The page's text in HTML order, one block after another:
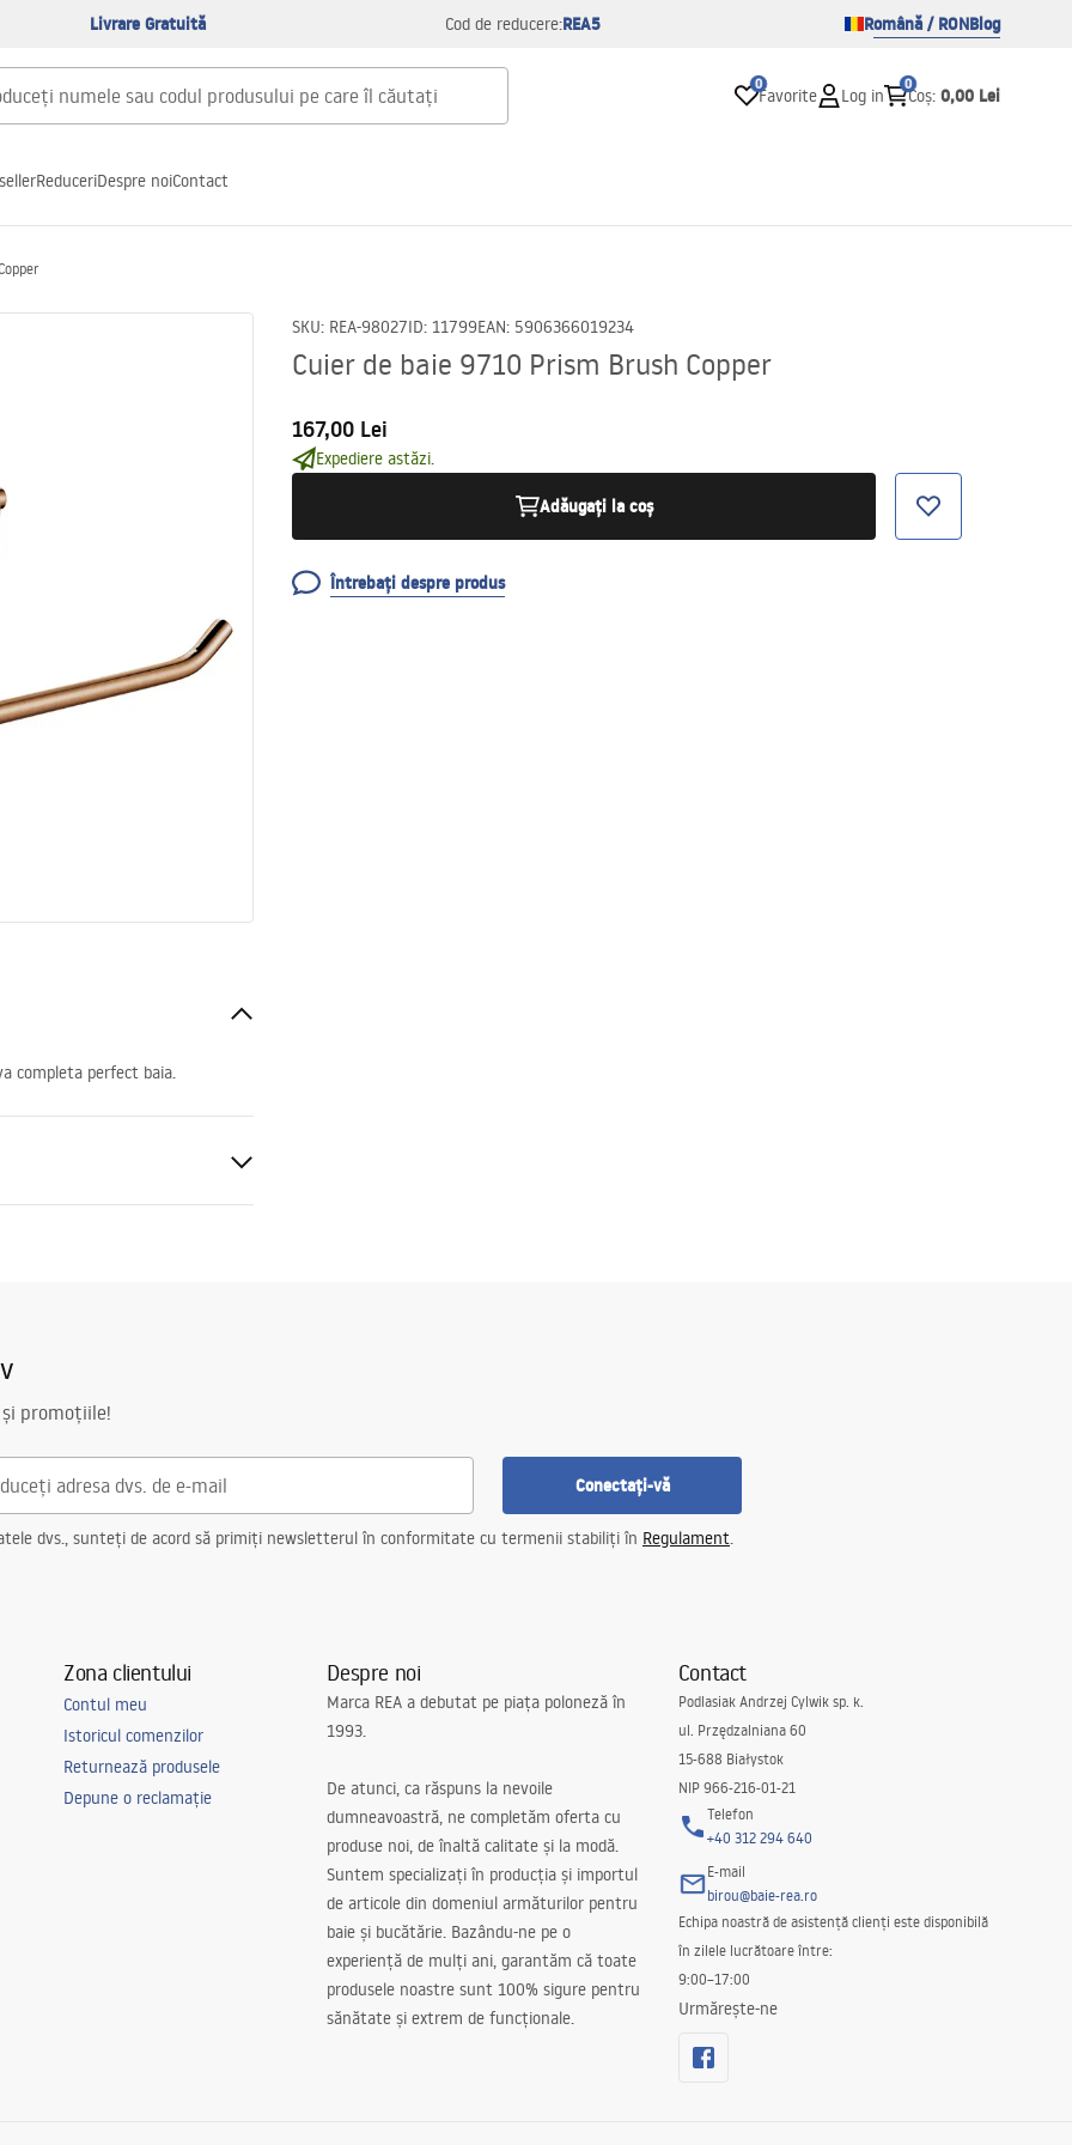
Livrare Gratuită Cod de reducere:REA5 Română / RONBlog
0
Favorite Log in
0
Coș: 0,00 Lei
ReduceriDespre noiContact
SKU: REA-98027ID: 11799EAN: 5906366019234
Cuier de baie 9710 Prism Brush Copper
167,00 Lei
Expediere astăzi.
Adăugați la coș
Întrebați despre produs
completa perfect baia.
promoțiile!
Conectați-vă
dvs., sunteți de acord să primiți newsletterul în conformitate cu termenii stabiliți în Regulament.
Zona clientului
Contul meu
Istoricul comenzilor
Returnează produsele
Depune o reclamație
Despre noi
Marca REA a debutat pe piața poloneză în
1993.
De atunci, ca răspuns la nevoile
dumneavoastră, ne completăm oferta cu
produse noi, de înaltă calitate și la modă.
Suntem specializați în producția și importul
de articole din domeniul armăturilor pentru
baie și bucătărie. Bazându-ne pe o
experiență de mulți ani, garantăm că toate
produsele noastre sunt 100% sigure pentru
sănătate și extrem de funcționale.
Contact
Podlasiak Andrzej Cylwik sp. k.
ul. Przędzalniana 60
15-688 Białystok
NIP 966-216-01-21
Telefon
+40 312 294 640
E-mail
birou@baie-rea.ro
Echipa noastră de asistență clienți este disponibilă
în zilele lucrătoare între:
9:00–17:00
Urmărește-ne